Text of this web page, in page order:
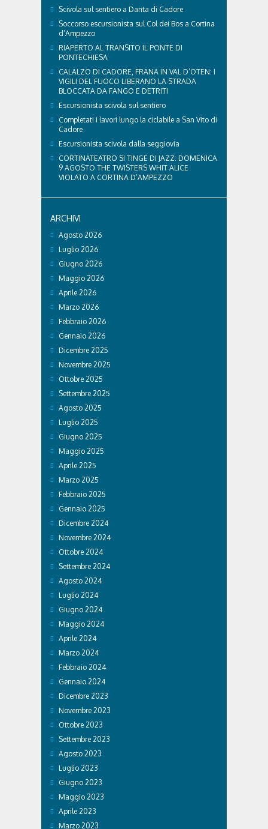
Scivola sul sentiero a Danta di Cadore
Soccorso escursionista sul Col dei Bos a Cortina
d’Ampezzo
RIAPERTO AL TRANSITO IL PONTE DI
PONTECHIESA
CALALZO DI CADORE, FRANA IN VAL D’OTEN: I
VIGILI DEL FUOCO LIBERANO LA STRADA
BLOCCATA DA FANGO E DETRITI
Escursionista scivola sul sentiero
Completati i lavori lungo la ciclabile a San Vito di
Cadore
Escursionista scivola dalla seggiovia
CORTINATEATRO SI TINGE DI JAZZ: DOMENICA
9 AGOSTO THE TWISTERS WHIT ALICE
VIOLATO A CORTINA D’AMPEZZO
ARCHIVI
Agosto 2026
Luglio 2026
Giugno 2026
Maggio 2026
Aprile 2026
Marzo 2026
Febbraio 2026
Gennaio 2026
Dicembre 2025
Novembre 2025
Ottobre 2025
Settembre 2025
Agosto 2025
Luglio 2025
Giugno 2025
Maggio 2025
Aprile 2025
Marzo 2025
Febbraio 2025
Gennaio 2025
Dicembre 2024
Novembre 2024
Ottobre 2024
Settembre 2024
Agosto 2024
Luglio 2024
Giugno 2024
Maggio 2024
Aprile 2024
Marzo 2024
Febbraio 2024
Gennaio 2024
Dicembre 2023
Novembre 2023
Ottobre 2023
Settembre 2023
Agosto 2023
Luglio 2023
Giugno 2023
Maggio 2023
Aprile 2023
Marzo 2023